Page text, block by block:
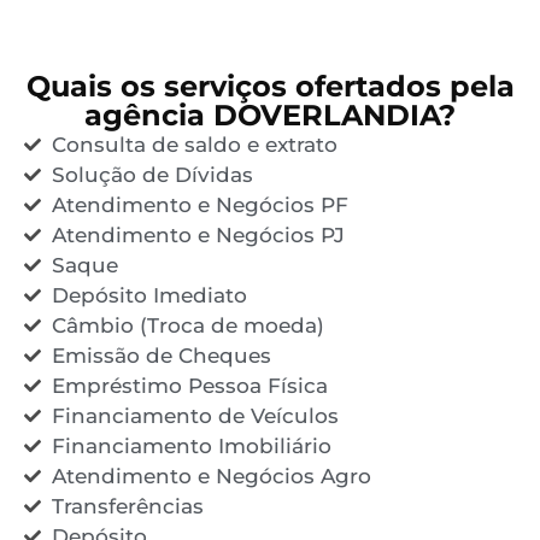
Quais os serviços ofertados pela
agência DOVERLANDIA?
Consulta de saldo e extrato
Solução de Dívidas
Atendimento e Negócios PF
Atendimento e Negócios PJ
Saque
Depósito Imediato
Câmbio (Troca de moeda)
Emissão de Cheques
Empréstimo Pessoa Física
Financiamento de Veículos
Financiamento Imobiliário
Atendimento e Negócios Agro
Transferências